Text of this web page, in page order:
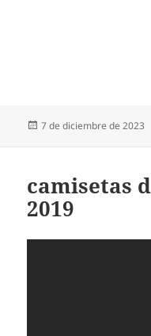
Publicado
7 de diciembre de 2023
camisetas
2019